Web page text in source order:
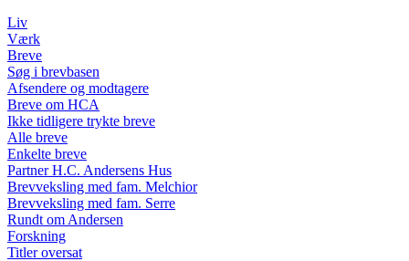
Liv
Værk
Breve
Søg i brevbasen
Afsendere og modtagere
Breve om HCA
Ikke tidligere trykte breve
Alle breve
Enkelte breve
Partner H.C. Andersens Hus
Brevveksling med fam. Melchior
Brevveksling med fam. Serre
Rundt om Andersen
Forskning
Titler oversat